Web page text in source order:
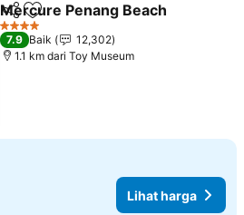
KongsiTambah ke favorit
Mercure Penang Beach
4 Bintang
7.9 Baik
12,302
1.1 km dari Toy Museum
Lihat harga